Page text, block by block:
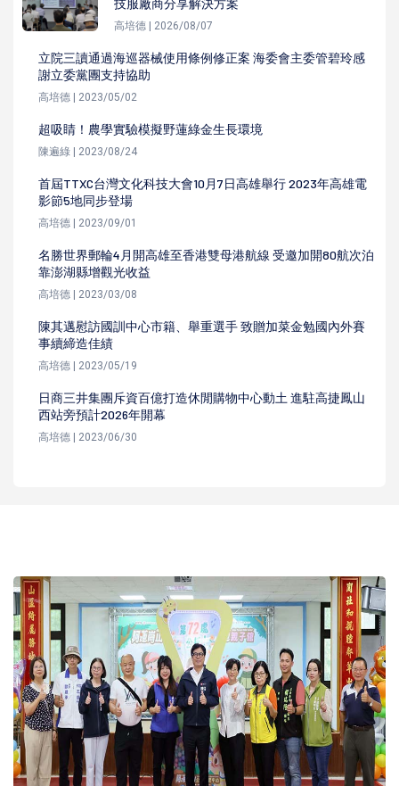
技服廠商分享解決方案
高培德 | 2026/08/07
立院三讀通過海巡器械使用條例修正案 海委會主委管碧玲感
謝立委黨團支持協助
高培德 | 2023/05/02
超吸睛！農學實驗模擬野蓮綠金生長環境
陳遍綠 | 2023/08/24
首屆TTXC台灣文化科技大會10月7日高雄舉行 2023年高雄電
影節5地同步登場
高培德 | 2023/09/01
名勝世界郵輪4月開高雄至香港雙母港航線 受邀加開80航次泊
靠澎湖縣增觀光收益
高培德 | 2023/03/08
陳其邁慰訪國訓中心市籍、舉重選手 致贈加菜金勉國內外賽
事續締造佳績
高培德 | 2023/05/19
日商三井集團斥資百億打造休閒購物中心動土 進駐高捷鳳山
西站旁預計2026年開幕
高培德 | 2023/06/30